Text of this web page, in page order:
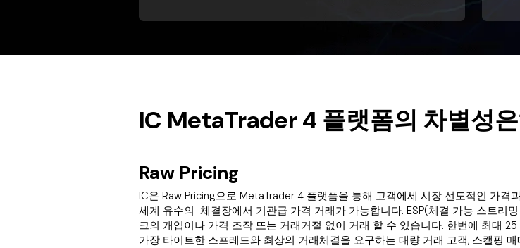
IC MetaTrader 4 플랫폼의 차별성
Raw Pricing
IC은 Raw Pricing으로 MetaTrader 4 플랫폼을 통해 고객에세 시장 선도적인 가격
세계 유수의 체결장에서 기관급 가격 거래가 가능합니다. ESP(체결 가능 스트리
크의 개입이나 가격 조작 또는 거래거절 없이 거래 할 수 있습니다. 한번에 최대
가장 타이트한 스프레드와 최상의 거래체결을 요구하는 대량 거래 고객, 스캘핑